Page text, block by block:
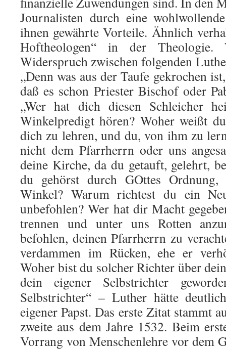
Journalisten durch eine
ihnen gewährte Vorteile. Ähnlich
Hoftheologen“ in der
Widerspruch zwischen folgenden
„Denn was aus der Taufe gekrochen
daß es schon Priester Bischof oder
„Wer hat dich diesen Schleicher
Winkelpredigt hören? Woher weißt
dich zu lehren, und du, von ihm zu
nicht dem Pfarr­herrn oder uns
deine Kirche, da du getauft, gelehrt,
du gehörst durch GOttes
Winkel? Warum richtest du ein
unbefohlen? Wer hat dir Macht
tren­nen und unter uns Rotten
befohlen, deinen Pfarrherrn zu
verdammen im Rücken, ehe er
Woher bist du solcher Richter über
dein eigener Selbstrichter
Selbstrichter“ – Luther hätte
eigener Papst. Das erste Zitat stammt
zweite aus dem Jahre 1532. Beim
Vorrang von Menschenlehre vor dem